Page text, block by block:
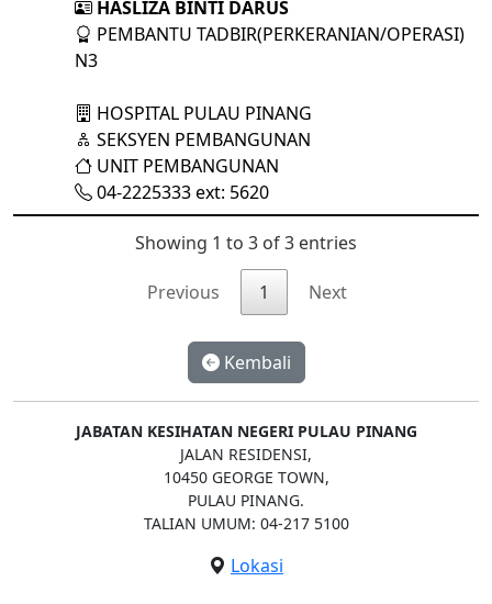
HASLIZA BINTI DARUS
PEMBANTU TADBIR(PERKERANIAN/OPERASI)
N3
HOSPITAL PULAU PINANG
SEKSYEN PEMBANGUNAN
UNIT PEMBANGUNAN
04-2225333 ext: 5620
Showing 1 to 3 of 3 entries
Previous 1 Next
Kembali
JABATAN KESIHATAN NEGERI PULAU PINANG
JALAN RESIDENSI,
10450 GEORGE TOWN,
PULAU PINANG.
TALIAN UMUM: 04-217 5100
Lokasi